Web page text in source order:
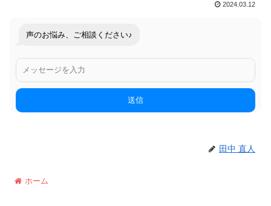
2024.03.12
声のお悩み、ご相談ください♪
送信
田中 直人
ホーム